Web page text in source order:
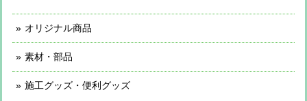
オリジナル商品
素材・部品
施工グッズ・便利グッズ